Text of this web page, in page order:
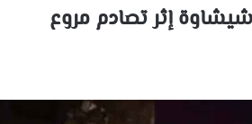
إثر تصادم مروع